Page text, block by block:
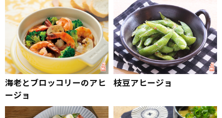
海老とブロッコリーのアヒ
ージョ
枝豆アヒージョ